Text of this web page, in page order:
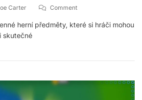
Carter CommentOn
Zdarma
Nabídky
Omezenou
herní předměty, které si hráči mohou
skutečné